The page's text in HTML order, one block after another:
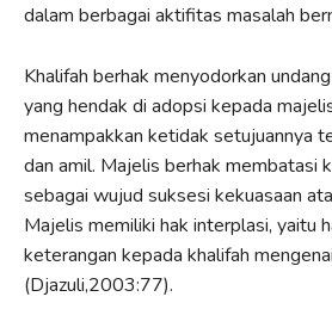
dalam berbagai aktifitas masalah
Khalifah berhak menyodorkan
yang hendak di adopsi kepada
menampakkan ketidak setujuannya
dan amil. Majelis berhak membatasi
sebagai wujud suksesi kekuasaan
Majelis memiliki hak interplasi, yaitu
keterangan kepada khalifah
(Djazuli,2003:77).